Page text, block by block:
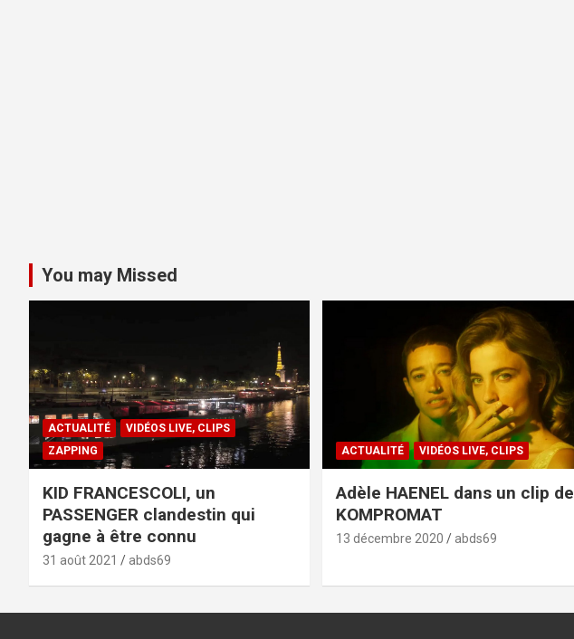
You may Missed
ACTUALITÉ
VIDÉOS LIVE, CLIPS
ZAPPING
KID FRANCESCOLI, un
PASSENGER clandestin qui
gagne à être connu
31 août 2021 abds69
ACTUALITÉ VIDÉOS LIVE, CLIPS
Adèle HAENEL dans un clip de
KOMPROMAT
13 décembre 2020 abds69